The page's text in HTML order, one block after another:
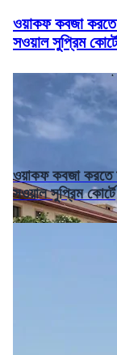
ওয়াকফ কবজা করতে
সওয়াল সুপ্রিম কোর্টে
ওয়াকফ কবজা করতে
সওয়াল সুপ্রিম কোর্টে